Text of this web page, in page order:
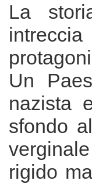
La
Un
nazista
sfondo
rigido